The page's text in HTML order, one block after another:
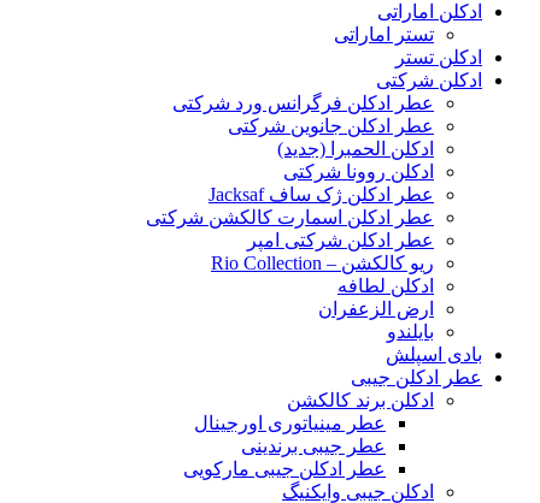
ادکلن اماراتی
تستر اماراتی
ادکلن تستر
ادکلن شرکتی
عطر ادکلن فرگرانس ورد شرکتی
عطر ادکلن جانوین شرکتی
ادکلن الحمبرا (جدید)
ادکلن روونا شرکتی
عطر ادکلن ژک‌ ساف Jacksaf
عطر ادکلن اسمارت کالکشن شرکتی
عطر ادکلن شرکتی امپر
ریو کالکشن – Rio Collection
ادکلن لطافه
ارض الزعفران
بایلندو
بادی اسپلش
عطر ادکلن جیبی
ادکلن برند کالکشن
عطر مینیاتوری اورجینال
عطر جیبی برندینی
عطر ادکلن جیبی مارکویی
ادکلن جیبی وایکنیگ